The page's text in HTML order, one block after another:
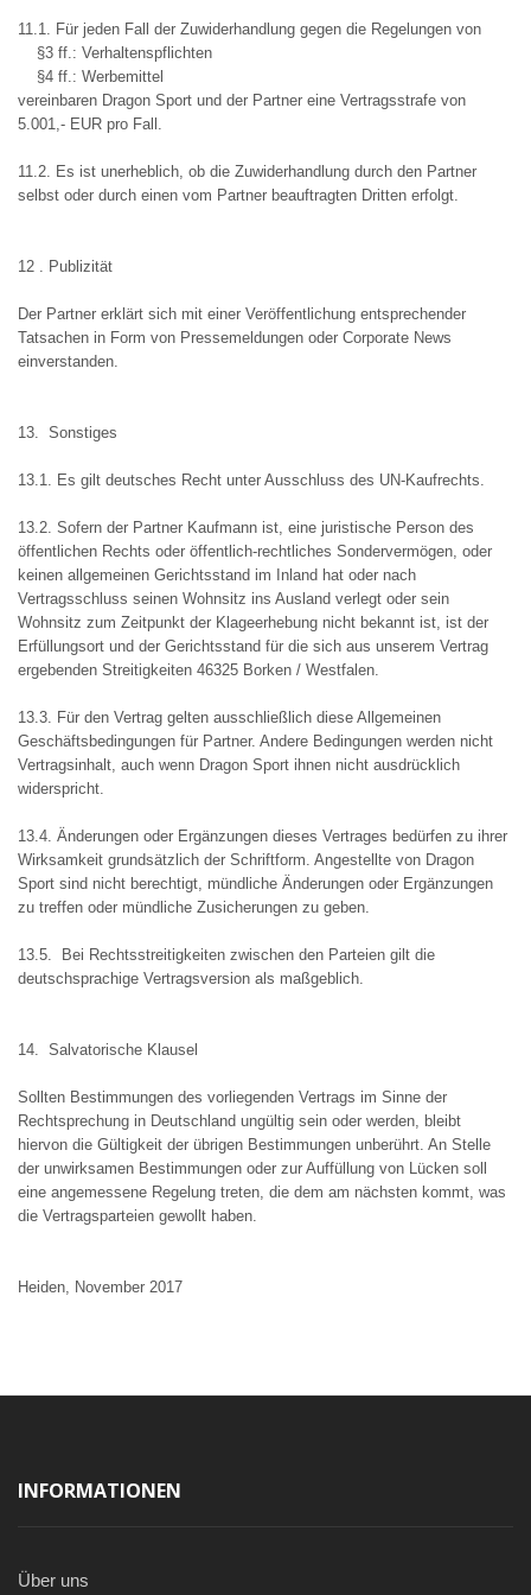
11.1. Für jeden Fall der Zuwiderhandlung gegen die Regelungen von
§3 ff.: Verhaltenspflichten
§4 ff.: Werbemittel
vereinbaren Dragon Sport und der Partner eine Vertragsstrafe von
5.001,- EUR pro Fall.
11.2. Es ist unerheblich, ob die Zuwiderhandlung durch den Partner
selbst oder durch einen vom Partner beauftragten Dritten erfolgt.
12 . Publizität
Der Partner erklärt sich mit einer Veröffentlichung entsprechender
Tatsachen in Form von Pressemeldungen oder Corporate News
einverstanden.
13. Sonstiges
13.1. Es gilt deutsches Recht unter Ausschluss des UN-Kaufrechts.
13.2. Sofern der Partner Kaufmann ist, eine juristische Person des
öffentlichen Rechts oder öffentlich-rechtliches Sondervermögen, oder
keinen allgemeinen Gerichtsstand im Inland hat oder nach
Vertragsschluss seinen Wohnsitz ins Ausland verlegt oder sein
Wohnsitz zum Zeitpunkt der Klageerhebung nicht bekannt ist, ist der
Erfüllungsort und der Gerichtsstand für die sich aus unserem Vertrag
ergebenden Streitigkeiten 46325 Borken / Westfalen.
13.3. Für den Vertrag gelten ausschließlich diese Allgemeinen
Geschäftsbedingungen für Partner. Andere Bedingungen werden nicht
Vertragsinhalt, auch wenn Dragon Sport ihnen nicht ausdrücklich
widerspricht.
13.4. Änderungen oder Ergänzungen dieses Vertrages bedürfen zu ihrer
Wirksamkeit grundsätzlich der Schriftform. Angestellte von Dragon
Sport sind nicht berechtigt, mündliche Änderungen oder Ergänzungen
zu treffen oder mündliche Zusicherungen zu geben.
13.5. Bei Rechtsstreitigkeiten zwischen den Parteien gilt die
deutschsprachige Vertragsversion als maßgeblich.
14. Salvatorische Klausel
Sollten Bestimmungen des vorliegenden Vertrags im Sinne der
Rechtsprechung in Deutschland ungültig sein oder werden, bleibt
hiervon die Gültigkeit der übrigen Bestimmungen unberührt. An Stelle
der unwirksamen Bestimmungen oder zur Auffüllung von Lücken soll
eine angemessene Regelung treten, die dem am nächsten kommt, was
die Vertragsparteien gewollt haben.
Heiden, November 2017
INFORMATIONEN
Über uns